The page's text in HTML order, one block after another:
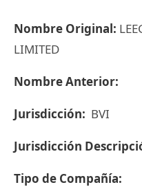
Nombre Original:
LIMITED
Nombre Anterior:
Jurisdicción: BVI
Jurisdicción
Tipo de Compañía: